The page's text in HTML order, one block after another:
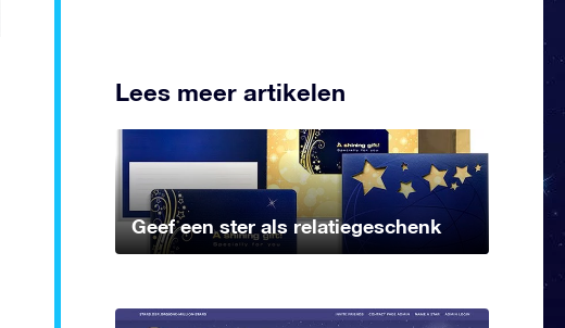
Lees meer artikelen
Geef een ster als relatiegeschenk